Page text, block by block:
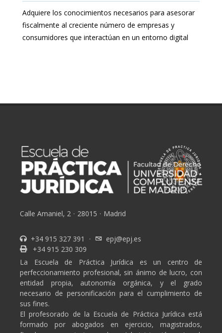
Adquiere los conocimientos necesarios para asesorar
fiscalmente al creciente número de empresas y
consumidores que interactúan en un entorno digital
Calle Amaniel, 2 · 28015 · Madrid
+34 915 327 391 ·
epj@epj.es
+34 915 230 309
La Escuela de Práctica Jurídica es un centro de
perfeccionamiento profesional, sin ánimo de lucro, con
entidad propia, autonomía orgánica, y el grado
necesario de personificación para el cumplimiento de
sus fines.
El profesorado de la Escuela de Práctica Jurídica está
formado por abogados en ejercicio, magistrados,